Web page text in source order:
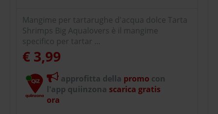
Mangime per tartarughe d'acqua dolce Tarta
Shrimps Big Aqualovers è il mangime
specifico per tartar ...
€ 3,99
approfitta della promo con
l'app quiinzona scarica gratis
ora